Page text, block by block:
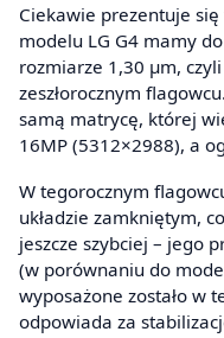
Ciekawie prezentuje
modelu LG G4 mamy
rozmiarze 1,30 µm,
zeszłorocznym
samą matrycę, której
16MP (5312×2988), a
W tegorocznym
układzie zamkniętym,
jeszcze szybciej – jego
(w porównaniu do
wyposażone zostało w
odpowiada za